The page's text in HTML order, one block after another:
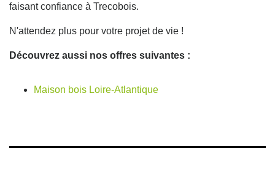
faisant confiance à Trecobois.
N'attendez plus pour votre projet de vie !
Découvrez aussi nos offres suivantes :
Maison bois Loire-Atlantique